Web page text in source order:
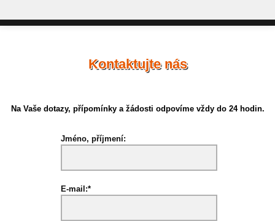
Kontaktujte nás
Na Vaše dotazy, přípomínky a žádosti odpovíme vždy do 24 hodin.
Jméno, příjmení:
E-mail:*